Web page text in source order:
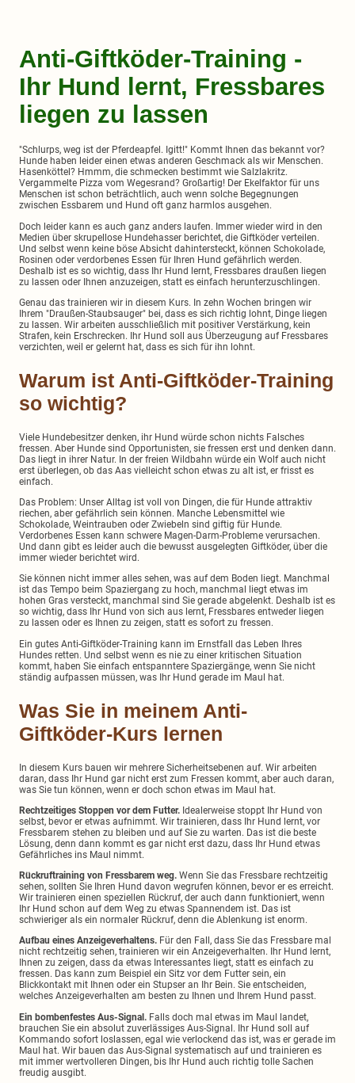
Anti-Giftköder-Training -
Ihr Hund lernt, Fressbares
liegen zu lassen
"Schlurps, weg ist der Pferdeapfel. Igitt!" Kommt Ihnen das bekannt vor?
Hunde haben leider einen etwas anderen Geschmack als wir Menschen.
Hasenköttel? Hmmm, die schmecken bestimmt wie Salzlakritz.
Vergammelte Pizza vom Wegesrand? Großartig! Der Ekelfaktor für uns
Menschen ist schon beträchtlich, auch wenn solche Begegnungen
zwischen Essbarem und Hund oft ganz harmlos ausgehen.
Doch leider kann es auch ganz anders laufen. Immer wieder wird in den
Medien über skrupellose Hundehasser berichtet, die Giftköder verteilen.
Und selbst wenn keine böse Absicht dahintersteckt, können Schokolade,
Rosinen oder verdorbenes Essen für Ihren Hund gefährlich werden.
Deshalb ist es so wichtig, dass Ihr Hund lernt, Fressbares draußen liegen
zu lassen oder Ihnen anzuzeigen, statt es einfach herunterzuschlingen.
Genau das trainieren wir in diesem Kurs. In zehn Wochen bringen wir
Ihrem "Draußen-Staubsauger" bei, dass es sich richtig lohnt, Dinge liegen
zu lassen. Wir arbeiten ausschließlich mit positiver Verstärkung, kein
Strafen, kein Erschrecken. Ihr Hund soll aus Überzeugung auf Fressbares
verzichten, weil er gelernt hat, dass es sich für ihn lohnt.
Warum ist Anti-Giftköder-Training
so wichtig?
Viele Hundebesitzer denken, ihr Hund würde schon nichts Falsches
fressen. Aber Hunde sind Opportunisten, sie fressen erst und denken dann.
Das liegt in ihrer Natur. In der freien Wildbahn würde ein Wolf auch nicht
erst überlegen, ob das Aas vielleicht schon etwas zu alt ist, er frisst es
einfach.
Das Problem: Unser Alltag ist voll von Dingen, die für Hunde attraktiv
riechen, aber gefährlich sein können. Manche Lebensmittel wie
Schokolade, Weintrauben oder Zwiebeln sind giftig für Hunde.
Verdorbenes Essen kann schwere Magen-Darm-Probleme verursachen.
Und dann gibt es leider auch die bewusst ausgelegten Giftköder, über die
immer wieder berichtet wird.
Sie können nicht immer alles sehen, was auf dem Boden liegt. Manchmal
ist das Tempo beim Spaziergang zu hoch, manchmal liegt etwas im
hohen Gras versteckt, manchmal sind Sie gerade abgelenkt. Deshalb ist es
so wichtig, dass Ihr Hund von sich aus lernt, Fressbares entweder liegen
zu lassen oder es Ihnen zu zeigen, statt es sofort zu fressen.
Ein gutes Anti-Giftköder-Training kann im Ernstfall das Leben Ihres
Hundes retten. Und selbst wenn es nie zu einer kritischen Situation
kommt, haben Sie einfach entspanntere Spaziergänge, wenn Sie nicht
ständig aufpassen müssen, was Ihr Hund gerade im Maul hat.
Was Sie in meinem Anti-
Giftköder-Kurs lernen
In diesem Kurs bauen wir mehrere Sicherheitsebenen auf. Wir arbeiten
daran, dass Ihr Hund gar nicht erst zum Fressen kommt, aber auch daran,
was Sie tun können, wenn er doch schon etwas im Maul hat.
Rechtzeitiges Stoppen vor dem Futter. Idealerweise stoppt Ihr Hund von
selbst, bevor er etwas aufnimmt. Wir trainieren, dass Ihr Hund lernt, vor
Fressbarem stehen zu bleiben und auf Sie zu warten. Das ist die beste
Lösung, denn dann kommt es gar nicht erst dazu, dass Ihr Hund etwas
Gefährliches ins Maul nimmt.
Rückruftraining von Fressbarem weg. Wenn Sie das Fressbare rechtzeitig
sehen, sollten Sie Ihren Hund davon wegrufen können, bevor er es erreicht.
Wir trainieren einen speziellen Rückruf, der auch dann funktioniert, wenn
Ihr Hund schon auf dem Weg zu etwas Spannendem ist. Das ist
schwieriger als ein normaler Rückruf, denn die Ablenkung ist enorm.
Aufbau eines Anzeigeverhaltens. Für den Fall, dass Sie das Fressbare mal
nicht rechtzeitig sehen, trainieren wir ein Anzeigeverhalten. Ihr Hund lernt,
Ihnen zu zeigen, dass da etwas Interessantes liegt, statt es einfach zu
fressen. Das kann zum Beispiel ein Sitz vor dem Futter sein, ein
Blickkontakt mit Ihnen oder ein Stupser an Ihr Bein. Sie entscheiden,
welches Anzeigeverhalten am besten zu Ihnen und Ihrem Hund passt.
Ein bombenfestes Aus-Signal. Falls doch mal etwas im Maul landet,
brauchen Sie ein absolut zuverlässiges Aus-Signal. Ihr Hund soll auf
Kommando sofort loslassen, egal wie verlockend das ist, was er gerade im
Maul hat. Wir bauen das Aus-Signal systematisch auf und trainieren es
mit immer wertvolleren Dingen, bis Ihr Hund auch richtig tolle Sachen
freudig ausgibt.